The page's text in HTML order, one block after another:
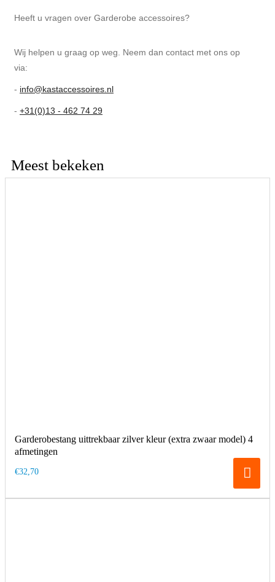
Heeft u vragen over Garderobe accessoires?
Wij helpen u graag op weg. Neem dan contact met ons op
via:
- info@kastaccessoires.nl
- +31(0)13 - 462 74 29
Meest bekeken
Garderobestang uittrekbaar zilver kleur (extra zwaar model) 4
afmetingen
€32,70